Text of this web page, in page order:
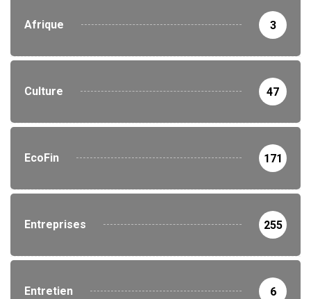
Afrique 3
Culture 47
EcoFin 171
Entreprises 255
Entretien 6